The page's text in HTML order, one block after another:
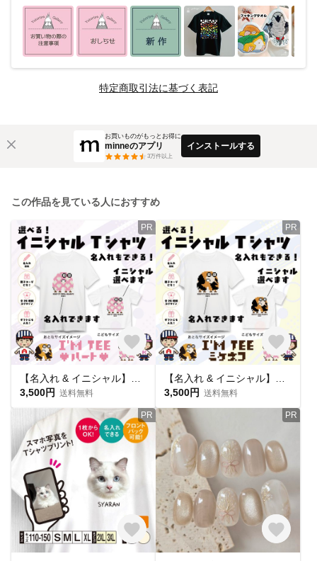
特定商取引法に基づく表記
お買いものがもっとお得に
minneのアプリ
3万件以上
インストールする
この作品を見ている人におすすめ
PR
3,500円 送料無料
PR
3,500円 送料無料
PR PR